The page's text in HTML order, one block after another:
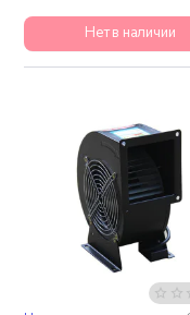
Нет в наличии